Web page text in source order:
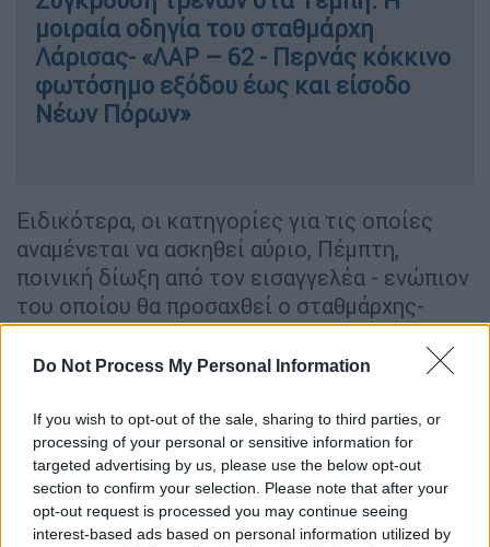
Do Not Process My Personal Information
If you wish to opt-out of the sale, sharing to third parties, or
processing of your personal or sensitive information for
targeted advertising by us, please use the below opt-out
section to confirm your selection. Please note that after your
opt-out request is processed you may continue seeing
interest-based ads based on personal information utilized by
μοιραία οδηγία του σταθμάρχη
Λάρισας- «ΛΑΡ – 62 - Περνάς κόκκινο
φωτόσημο εξόδου έως και είσοδο
Νέων Πόρων»
Ειδικότερα, οι κατηγορίες για τις οποίες
αναμένεται να ασκηθεί αύριο, Πέμπτη,
ποινική δίωξη από τον εισαγγελέα - ενώπιον
του οποίου θα προσαχθεί ο σταθμάρχης-
αφορούν στο αδίκημα τηςδιατάραξης της
ασφάλειας των συγκοινωνιώναπό το οποίο
ατόμων (κακούργημα), το οποίο με βάση
πρόσφατη τροποποίηση του Ποινικού
Κώδικα (άρθρο 291) επισύρει ποινέςαπό 10
χρόνια κάθειρξη έως και ισόβια.